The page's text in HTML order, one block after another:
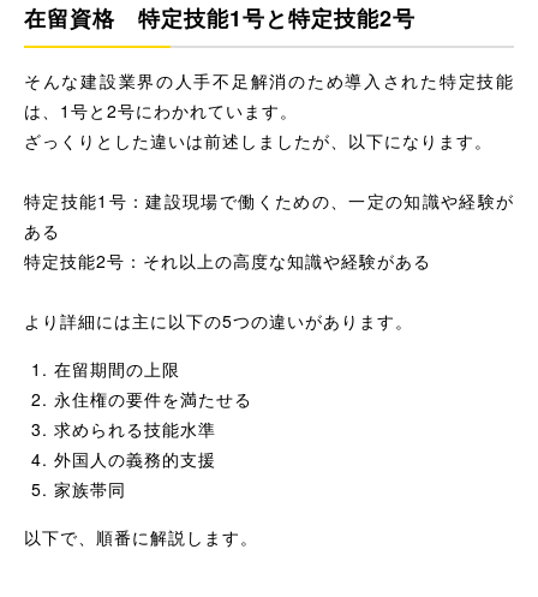
在留資格 特定技能1号と特定技能2号
そんな建設業界の人手不足解消のため導入された特定技能
は、1号と2号にわかれています。
ざっくりとした違いは前述しましたが、以下になります。
特定技能1号：建設現場で働くための、一定の知識や経験が
ある
特定技能2号：それ以上の高度な知識や経験がある
より詳細には主に以下の5つの違いがあります。
在留期間の上限
永住権の要件を満たせる
求められる技能水準
外国人の義務的支援
家族帯同
以下で、順番に解説します。